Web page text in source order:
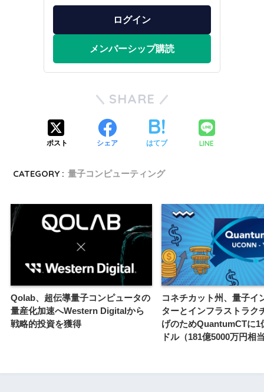
ログイン
メンバーシップ購読
SHARE
ポスト シェア はてブ LINE
CATEGORY : 量子コンピューティング
Qolab、超伝導量子コンピュータの
量産化加速へWestern Digitalから
戦略的投資を獲得
コネチカット州、量子イ
ターとインフラストラク
げのためQuantumCTに1
ドル（181億5000万円相